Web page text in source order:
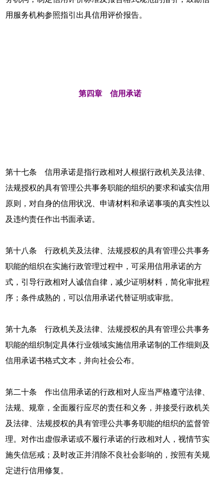
用服务机构参照指引出具信用评价报告。
第四章 信用承诺
第十七条 信用承诺是指行政相对人根据行政机关及法律、
法规授权的具有管理公共事务职能的组织的要求和诚实信用
原则，对自身的信用状况、申请材料和承诺事项的真实性以
及违约责任作出书面承诺。
第十八条 行政机关及法律、法规授权的具有管理公共事务
职能的组织在实施行政管理过程中，可采用信用承诺的方
式，引导行政相对人诚信自律，减少证明材料，简化审批程
序；条件成熟的，可以信用承诺代替证明或审批。
第十九条 行政机关及法律、法规授权的具有管理公共事务
职能的组织制定具体行业领域实施信用承诺制的工作细则及
信用承诺书格式文本，并向社会公布。
第二十条 作出信用承诺的行政相对人应当严格遵守法律、
法规、规章，全面履行应尽的责任和义务，并接受行政机关
及法律、法规授权的具有管理公共事务职能的组织的监督管
理。对作出虚假承诺或不履行承诺的行政相对人，视情节实
施失信惩戒；及时改正并消除不良社会影响的，按照有关规
定进行信用修复。